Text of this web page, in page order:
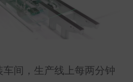
间，生产线上每两分钟